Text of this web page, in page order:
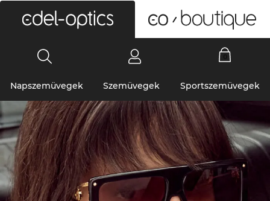
Napszemüvegek Szemüvegek Sportszemüvegek